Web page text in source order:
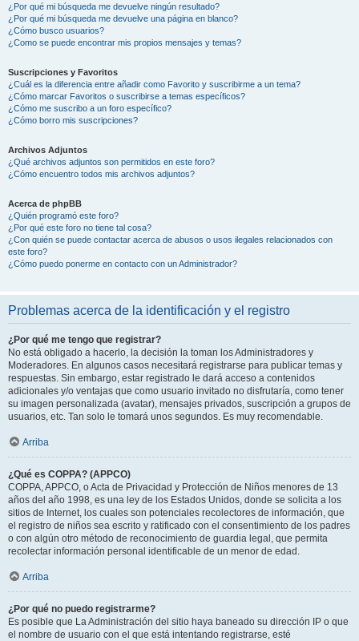
¿Por qué mi búsqueda me devuelve ningún resultado?
¿Por qué mi búsqueda me devuelve una página en blanco?
¿Cómo busco usuarios?
¿Como se puede encontrar mis propios mensajes y temas?
Suscripciones y Favoritos
¿Cuál es la diferencia entre añadir como Favorito y suscribirme a un tema?
¿Cómo marcar Favoritos o suscribirse a temas específicos?
¿Cómo me suscribo a un foro específico?
¿Cómo borro mis suscripciones?
Archivos Adjuntos
¿Qué archivos adjuntos son permitidos en este foro?
¿Cómo encuentro todos mis archivos adjuntos?
Acerca de phpBB
¿Quién programó este foro?
¿Por qué este foro no tiene tal cosa?
¿Con quién se puede contactar acerca de abusos o usos ilegales relacionados con
este foro?
¿Cómo puedo ponerme en contacto con un Administrador?
Problemas acerca de la identificación y el registro
¿Por qué me tengo que registrar?
No está obligado a hacerlo, la decisión la toman los Administradores y
Moderadores. En algunos casos necesitará registrarse para publicar temas y
respuestas. Sin embargo, estar registrado le dará acceso a contenidos
adicionales y/o ventajas que como usuario invitado no disfrutaría, como tener
su imagen personalizada (avatar), mensajes privados, suscripción a grupos de
usuarios, etc. Tan solo le tomará unos segundos. Es muy recomendable.
Arriba
¿Qué es COPPA? (APPCO)
COPPA, APPCO, o Acta de Privacidad y Protección de Niños menores de 13
años del año 1998, es una ley de los Estados Unidos, donde se solicita a los
sitios de Internet, los cuales son potenciales recolectores de información, que
el registro de niños sea escrito y ratificado con el consentimiento de los padres
o con algún otro método de reconocimiento de guardia legal, que permita
recolectar información personal identificable de un menor de edad.
Arriba
¿Por qué no puedo registrarme?
Es posible que La Administración del sitio haya baneado su dirección IP o que
el nombre de usuario con el que está intentando registrarse, esté